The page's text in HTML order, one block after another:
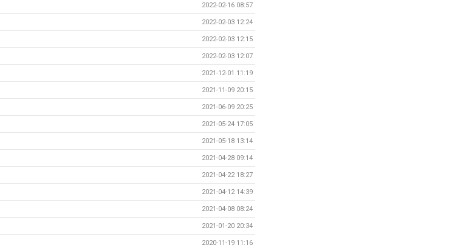
2022-02-16 08:57
2022-02-03 12:24
2022-02-03 12:15
2022-02-03 12:07
2021-12-01 11:19
2021-11-09 20:15
2021-06-09 20:25
2021-05-24 17:05
2021-05-18 13:14
2021-04-28 09:14
2021-04-22 18:27
2021-04-12 14:39
2021-04-08 08:24
2021-01-20 20:34
2020-11-19 11:16